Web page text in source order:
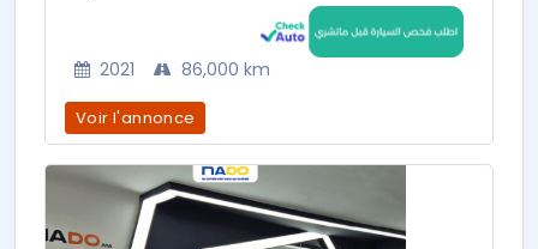
2021 86,000 km
Voir l'annonce